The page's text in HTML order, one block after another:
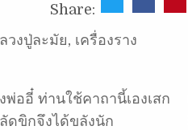
Share:
วงปู่ละมัย, เครื่องราง
พ่ออี๋ ท่านใช้คาถานี้เองเสก
ดขิกจึงได้ขลังนัก